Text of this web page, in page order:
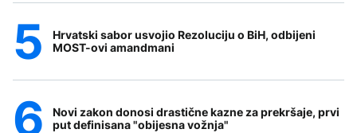
Hrvatski sabor usvojio Rezoluciju o BiH, odbijeni
MOST-ovi amandmani
Novi zakon donosi drastične kazne za prekršaje, prvi
put definisana "obijesna vožnja"